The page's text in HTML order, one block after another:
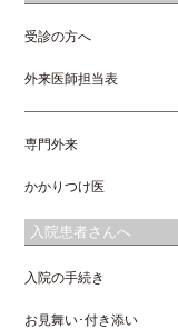
受診の方へ
外来医師担当表
専門外来
かかりつけ医
入院患者さんへ
入院の手続き
お見舞い･付き添い